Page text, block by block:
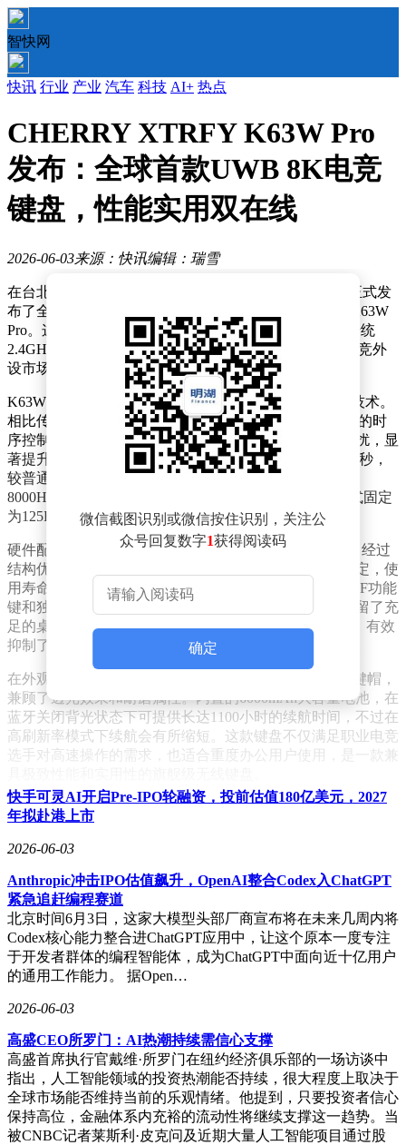
智快网
快讯 行业 产业 汽车 科技 AI+ 热点
CHERRY XTRFY K63W Pro
发布：全球首款UWB 8K电竞
键盘，性能实用双在线
2026-06-03来源：快讯编辑：瑞雪
在台北电脑展上，CHERRY旗下专业电竞品牌XTRFY正式发
布了全球首款采用UWB超宽带技术的8K电竞键盘——K63W
Pro。这款新品通过引入全新的无线架构，成功解决了传统
2.4GHz无线设备易受干扰、延迟较高的行业难题，为电竞外
设市场带来了突破性的无线性能解决方案。
K63W Pro的核心竞争力在于其搭载的UWB超宽带传输技术。
相比传统2.4GHz方案，该技术具备更宽的频带和更精准的时
序控制，能够有效避免鼠标、无线耳机等设备的信号干扰，显
著提升连接稳定性。在无线模式下，键盘延迟低至0.3毫秒，
较普通无线键盘有大幅提升；有线模式下则可稳定支持
8000Hz轮询率，而2.4GHz模式最高为4000Hz，蓝牙模式固定
为125Hz。
硬件配置方面，K63W Pro采用MX Low Profile 2.0矮轴，经过
结构优化和精细润滑处理，按键手感线性顺滑且触发稳定，使
用寿命长达1亿次。键盘采用70%紧凑配列设计，保留了F功能
键和独立方向键，同时精简了冗余按键，为鼠标操作预留了充
足的桌面空间。Gasket悬架结构和六重填充方案的加入，有效
抑制了腔体共振产生的杂音，使敲击手感更加纯净扎实。
在外观设计上，K63W Pro配备了激光蚀刻UV涂层ABS键帽，
兼顾了透光效果和耐磨属性。内置的6000mAh大容量电池，在
蓝牙关闭背光状态下可提供长达1100小时的续航时间，不过在
高刷新率模式下续航会有所缩短。这款键盘不仅满足职业电竞
选手对高速操作的需求，也适合重度办公用户使用，是一款兼
据悉，K63W Pro将于7月初在欧洲市场上市，售价为179.99欧
元或英镑；8月在美国市场发售，定价为169.99美元。目前，
亚洲地区的发售信息尚未公布。
微信截图识别或微信按住识别，关注公
众号回复数字1获得阅读码
确定
快手可灵AI开启Pre-IPO轮融资，投前估值180亿美元，2027
年拟赴港上市
2026-06-03
Anthropic冲击IPO估值飙升，OpenAI整合Codex入ChatGPT
紧急追赶编程赛道
北京时间6月3日，这家大模型头部厂商宣布将在未来几周内将
Codex核心能力整合进ChatGPT应用中，让这个原本一度专注
于开发者群体的编程智能体，成为ChatGPT中面向近十亿用户
的通用工作能力。 据Open…
2026-06-03
高盛CEO所罗门：AI热潮持续需信心支撑
高盛首席执行官戴维·所罗门在纽约经济俱乐部的一场访谈中
指出，人工智能领域的投资热潮能否持续，很大程度上取决于
全球市场能否维持当前的乐观情绪。他提到，只要投资者信心
保持高位，金融体系内充裕的流动性将继续支撑这一趋势。当
被CNBC记者莱斯利·皮克问及近期大量人工智能项目通过股